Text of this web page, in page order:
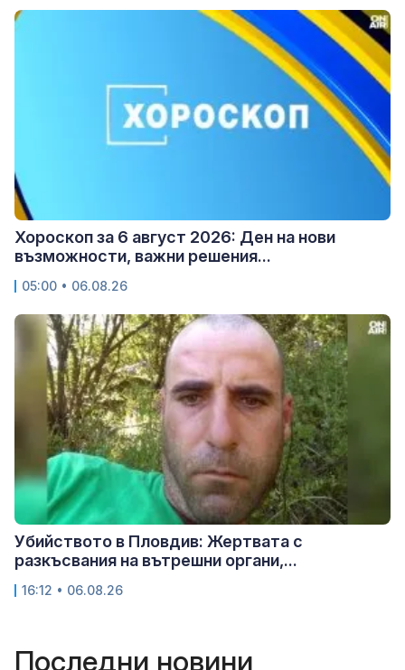
Хороскоп за 6 август 2026: Ден на нови
възможности, важни решения...
05:00 • 06.08.26
Убийството в Пловдив: Жертвата с
разкъсвания на вътрешни органи,...
16:12 • 06.08.26
Последни новини